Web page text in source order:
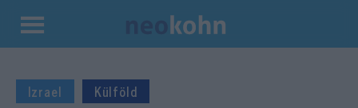
Kilépés
tartalomba
Izrael Külföld